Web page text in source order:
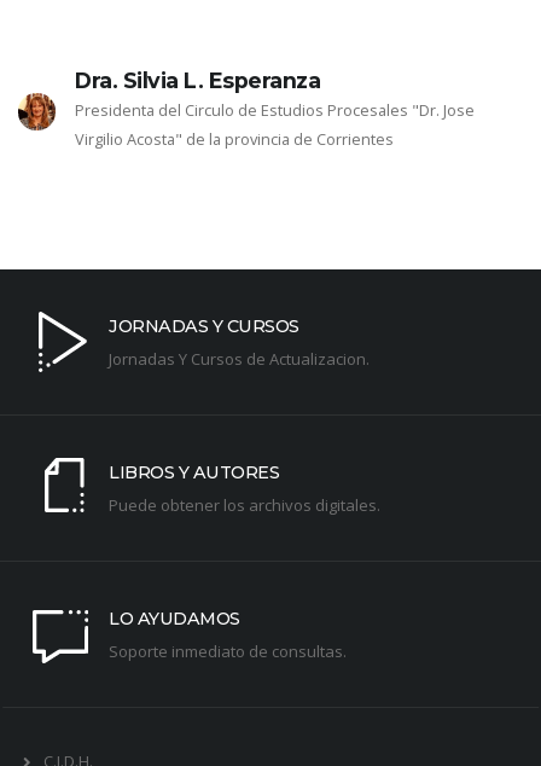
Dra. Silvia L. Esperanza
Presidenta del Circulo de Estudios Procesales "Dr. Jose
Virgilio Acosta" de la provincia de Corrientes
JORNADAS Y CURSOS
Jornadas Y Cursos de Actualizacion.
LIBROS Y AUTORES
Puede obtener los archivos digitales.
LO AYUDAMOS
Soporte inmediato de consultas.
C.I.D.H.